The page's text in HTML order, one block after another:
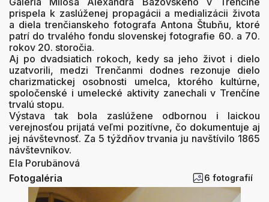
prispela k zaslúženej propagácii a medializácii života
a diela trenčianskeho fotografa Antona Štubňu, ktoré
patrí do trvalého fondu slovenskej fotografie 60. a 70.
rokov 20. storočia.
Aj po dvadsiatich rokoch, kedy sa jeho život i dielo
uzatvorili, medzi Trenčanmi dodnes rezonuje dielo
charizmatickej osobnosti umelca, ktorého kultúrne,
spoločenské i umelecké aktivity zanechali v Trenčíne
trvalú stopu.
Výstava tak bola zaslúžene odbornou i laickou
verejnosťou prijatá veľmi pozitívne, čo dokumentuje aj
jej návštevnosť. Za 5 týždňov trvania ju navštívilo 1865
návštevníkov.
Ela Porubänová
Fotogaléria
6 fotografií